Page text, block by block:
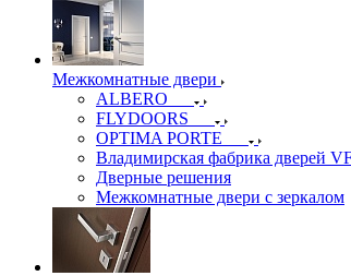
Межкомнатные двери
ALBERO
FLYDOORS
OPTIMA PORTE
Владимирская фабрика дверей
Дверные решения
Межкомнатные двери c зеркалом